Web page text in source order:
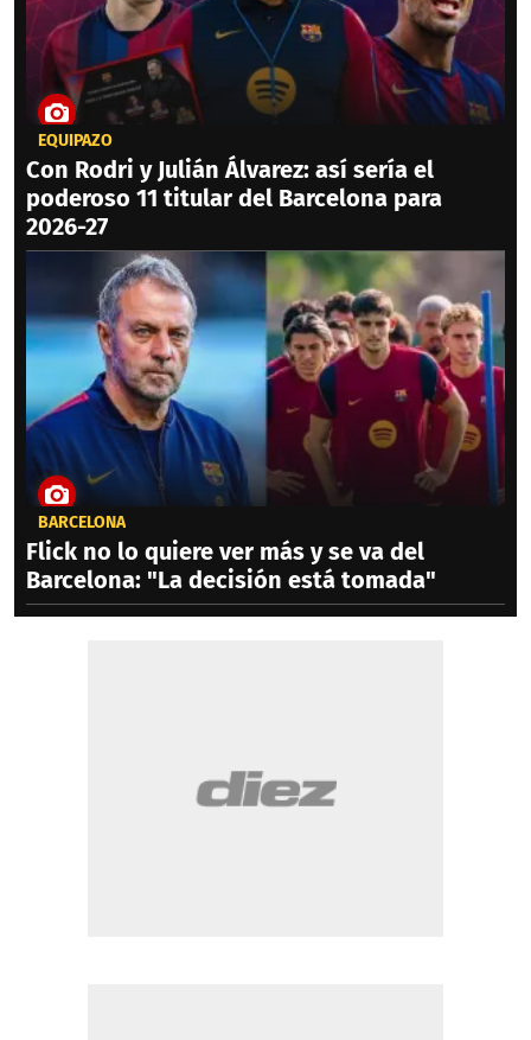
EQUIPAZO
Con Rodri y Julián Álvarez: así sería el
poderoso 11 titular del Barcelona para
2026-27
BARCELONA
Flick no lo quiere ver más y se va del
Barcelona: "La decisión está tomada"